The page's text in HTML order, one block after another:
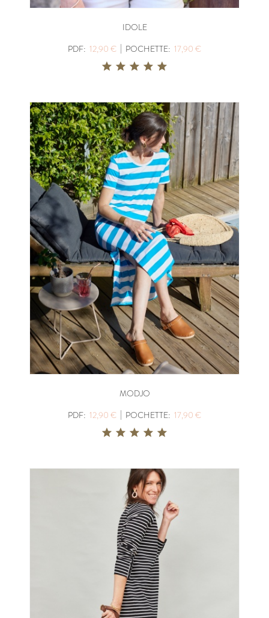
IDOLE
PDF: 12,90 € | POCHETTE: 17,90 €
MODJO
PDF: 12,90 € | POCHETTE: 17,90 €